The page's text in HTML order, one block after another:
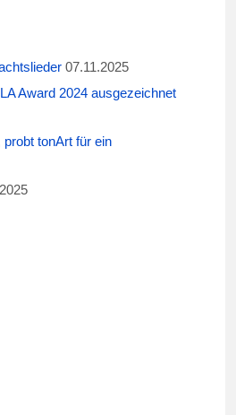
07.11.2025
Award 2024 ausgezeichnet
tonArt für ein